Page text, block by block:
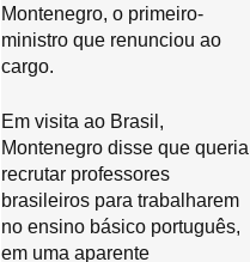
Montenegro, o primeiro-
ministro que renunciou ao
cargo.
Em visita ao Brasil,
Montenegro disse que queria
recrutar professores
brasileiros para trabalharem
no ensino básico português,
em uma aparente